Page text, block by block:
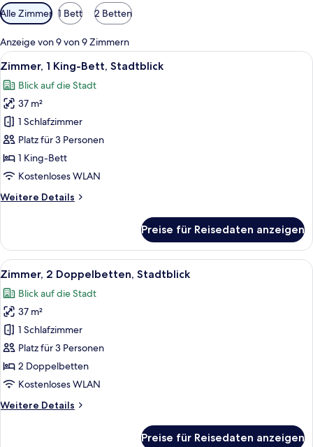
Verfügbare
Filter
für
Zimmer
Alle Zimmer 1 Bett 2 Betten
Anzeige von 9 von 9 Zimmern
Alle
Fotos
für
Zimmer,
1 King-
Bett,
Stadtblick
anzeigen
Ein Hotelzimmer mit einem großen
6
Zimmer, 1 King-Bett, Stadtblick
Blick auf die Stadt
37 m²
1 Schlafzimmer
Platz für 3 Personen
1 King-Bett
Kostenloses WLAN
Weitere Details
Weitere
1 King-
Bett,
Stadtblick
Preise für Reisedaten anzeigen
Alle
Fotos
für
Zimmer,
2 Doppelbetten,
Stadtblick
anzeigen
Ein Hotelzimmer mit zwei Betten,
6
Zimmer, 2 Doppelbetten, Stadtblick
Blick auf die Stadt
37 m²
1 Schlafzimmer
Platz für 3 Personen
2 Doppelbetten
Kostenloses WLAN
Weitere Details
Weitere
Preise für Reisedaten anzeigen